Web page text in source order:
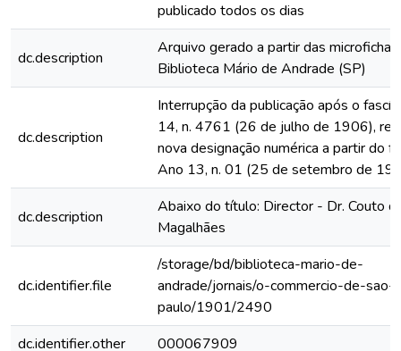
publicado todos os dias
dc.description
Arquivo gerado a partir das
Biblioteca Mário de Andrade (SP)
dc.description
Interrupção da publicação após o
14, n. 4761 (26 de julho de 1906),
nova designação numérica a partir do
Ano 13, n. 01 (25 de setembro de
dc.description
Abaixo do título: Director - Dr. Couto
Magalhães
dc.identifier.file
/storage/bd/biblioteca-mario-de-
andrade/jornais/o-commercio-de-sao-
paulo/1901/2490
dc.identifier.other
000067909